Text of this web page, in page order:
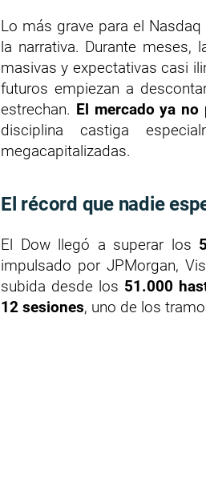
Lo más grave para el
la narrativa. Durante meses,
masivas y expectativas casi
futuros empiezan a
estrechan. El mercado ya
disciplina castiga
megacapitalizadas.
El récord que nadie
El Dow llegó a superar los
impulsado por JPMorgan,
subida desde los 51.000
12 sesiones, uno de los